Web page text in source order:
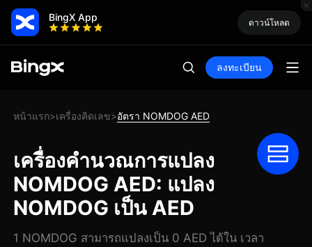
BingX App ดาวน์โหลด
ลงทะเบียน
หน้าแรก>เครื่องคิดเลข>อัตรา NOMDOG AED
เครื่องคำนวณการแปลง
NOMDOG AED: แปลง
NOMDOG เป็น AED
1 NOMDOG สามารถแปลงเป็น 0 AED ได้ใน เวลา